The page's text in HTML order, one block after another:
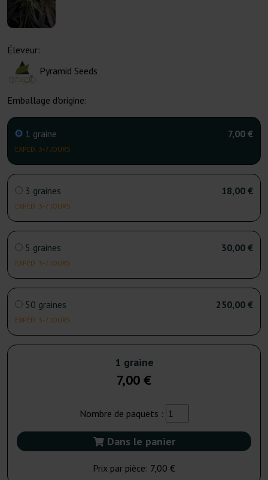
Éleveur:
Pyramid Seeds
Emballage d'origine:
1 graine
EXPÉD. 3-7 JOURS
7,00 €
3 graines
EXPÉD. 3-7 JOURS
18,00 €
5 graines
EXPÉD. 3-7 JOURS
30,00 €
50 graines
EXPÉD. 3-7 JOURS
250,00 €
1 graine
7,00 €
Nombre de paquets :
Dans le panier
Prix par pièce: 7,00 €